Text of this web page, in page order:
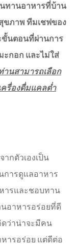
ทานอาหารที่บ้าน
ขภาพ ทีมเชฟของ
ขั้นตอนที่ผ่านการ
กอก และไม่ใส่
นสามารถเลือก
ครื่องดื่มแคลต่ำ
ากตัวเองเป็น
การดูแลอาหาร
ารและชอบทาน
อาหารอร่อยที่ดี
ว่าน่าจะมีคน
หารอร่อย แต่ดีต่อ